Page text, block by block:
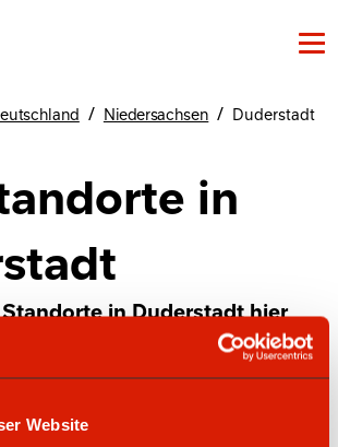
Website
/ Niedersachsen / Duderstadt
in
in Duderstadt hier
star Tankstelle